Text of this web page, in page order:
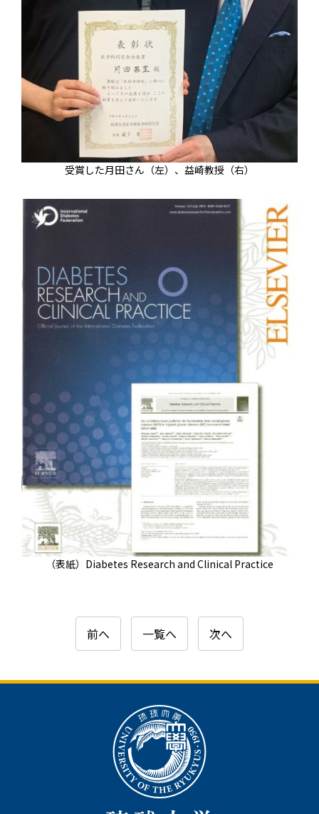
受賞した月田さん（左）、益崎教授（右）
（表紙）Diabetes Research and Clinical Practice
前へ 一覧へ 次へ